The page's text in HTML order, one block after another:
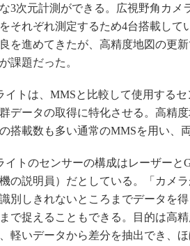
3次元計測ができる。広視野角カメ
それぞれ測定するため4台搭載して
を進めてきたが、高精度地図の更
課題だった。
トは、MMSと比較して使用する
データの取得に特化させる。高精
搭載数も多い通常のMMSを用い、
トのセンサーの構成はレーザーと
機の説明員）だとしている。「カメ
別しきれないところまでデータを
で捉えることもできる。目的は高
軽いデータから差分を抽出でき、